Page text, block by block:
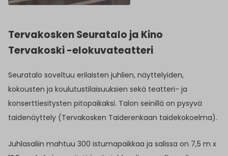
Tervakosken Seuratalo ja Kino
Tervakoski -elokuvateatteri
Seuratalo soveltuu erilaisten juhlien, näyttelyiden,
kokousten ja koulutustilaisuuksien sekä teatteri- ja
konserttiesitysten pitopaikaksi. Talon seinillä on pysyvä
taidenäyttely (Tervakosken Taiderenkaan taidekokoelma).
Juhlasaliin mahtuu 300 istumapaikkaa ja salissa on 7,5 m x